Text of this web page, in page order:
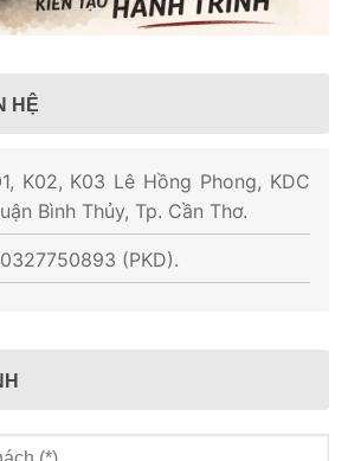
HỆ
K02, K03 Lê Hồng Phong, KDC
Bình Thủy, Tp. Cần Thơ.
(PKD).